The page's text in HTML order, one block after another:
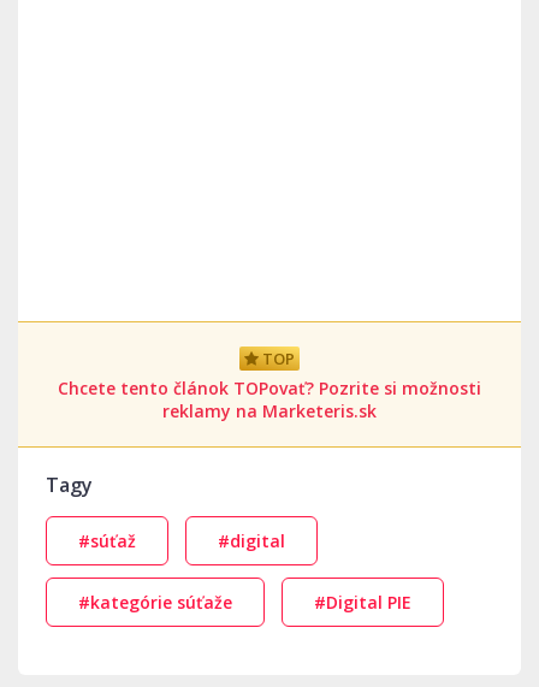
TOP
Chcete tento článok TOPovať? Pozrite si možnosti
reklamy na Marketeris.sk
Tagy
#súťaž #digital
#kategórie súťaže #Digital PIE